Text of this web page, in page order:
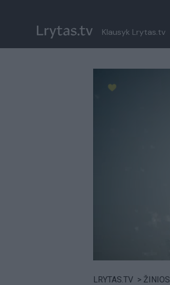
Klausyk Lrytas.tv
LRYTAS.TV > ŽINIOS